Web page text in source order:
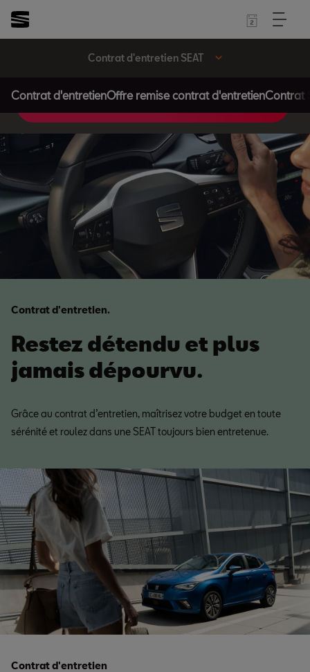
Contrat d'entretien SEAT
Contrat d'entretienOffre remise contrat d'entretienContrat
Contrat d'entretien.
Restez détendu et plus
jamais dépourvu.
Grâce au contrat d’entretien, maîtrisez votre budget en toute
sérénité et roulez dans une SEAT toujours bien entretenue.
Contrat d'entretien